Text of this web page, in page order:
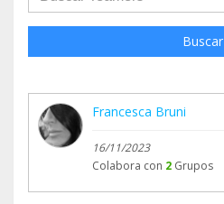
Buscar
Francesca Bruni
16/11/2023
Colabora con 2 Grupos